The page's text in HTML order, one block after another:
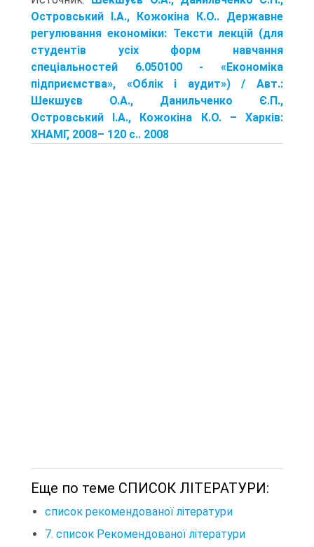
Островський І.А., Кожокіна К.О.. Державне
регулювання економіки: Тексти лекцій (для
студентів усіх форм навчання
спеціальностей 6.050100 - «Економіка
підприємства», «Облік і аудит») / Авт.:
Шекшуєв О.А., Данильченко Є.П.,
Островський І.А., Кожокіна К.О. – Харків:
ХНАМГ, 2008– 120 с.. 2008
Еще по теме СПИСОК ЛІТЕРАТУРИ:
список рекомендованої літератури
7. список Рекомендованої літератури